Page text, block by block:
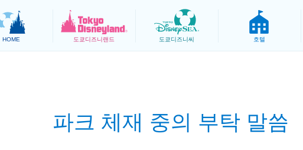
HOME 도쿄디즈니랜드 도쿄디즈니씨 호텔
파크 체재 중의 부탁 말씀